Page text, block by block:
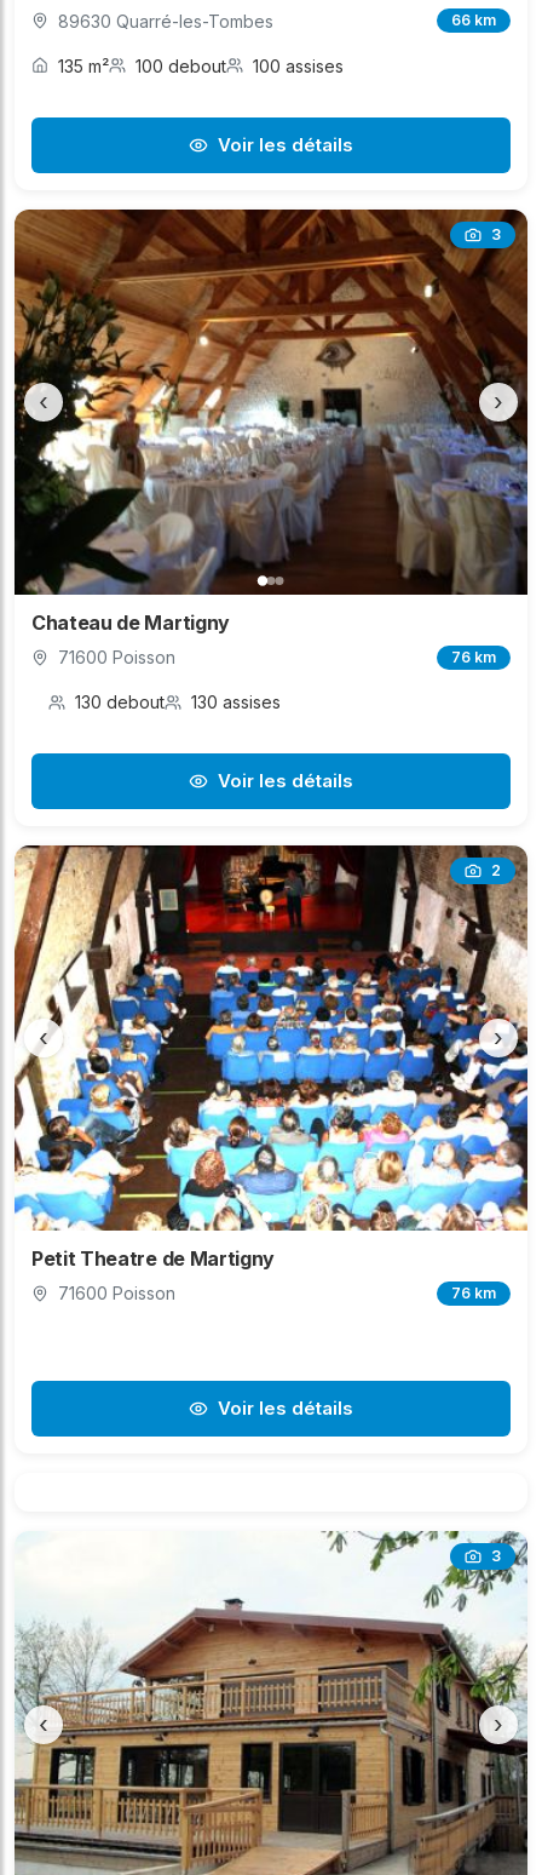
89630 Quarré-les-Tombes 66 km
135 m² 100 debout 100 assises
Voir les détails
3
‹ ›
Chateau de Martigny
71600 Poisson 76 km
130 debout 130 assises
Voir les détails
2
‹ ›
Petit Theatre de Martigny
71600 Poisson 76 km
Voir les détails
3
‹ ›